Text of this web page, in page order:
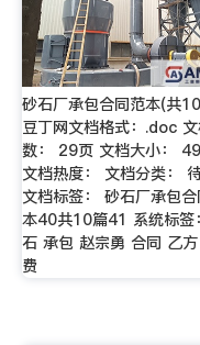
砂石厂承包合同范本(共
豆丁网文档格式：.doc
数： 29页 文档大小：
文档热度： 文档分类：
文档标签： 砂石厂承包
本40共10篇41 系统标签
石 承包 赵宗勇 合同 乙
费